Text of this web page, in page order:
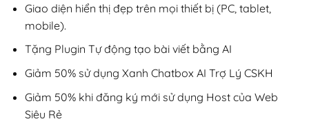
Giao diện hiển thị đẹp trên mọi thiết bị (PC, tablet,
mobile).
Tặng Plugin Tự động tạo bài viết bằng AI
Giảm 50% sử dụng Xanh Chatbox AI Trợ Lý CSKH
Giảm 50% khi đăng ký mới sử dụng Host của Web
Siêu Rẻ